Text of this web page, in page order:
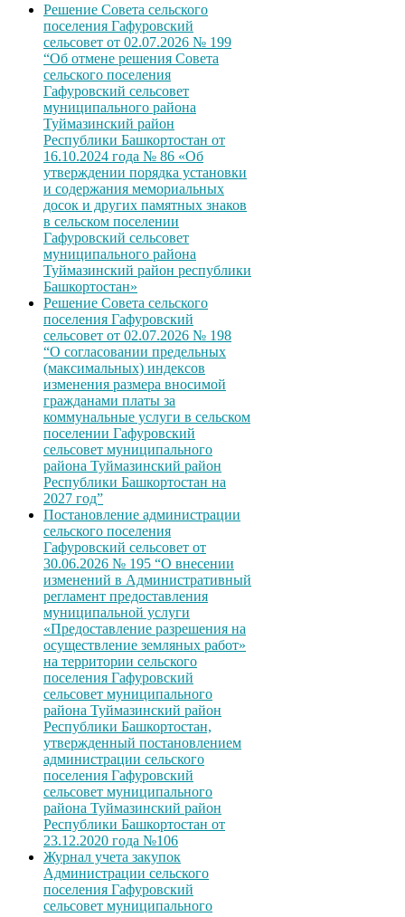
Решение Совета сельского
поселения Гафуровский
сельсовет от 02.07.2026 № 199
“Об отмене решения Совета
сельского поселения
Гафуровский сельсовет
муниципального района
Туймазинский район
Республики Башкортостан от
16.10.2024 года № 86 «Об
утверждении порядка установки
и содержания мемориальных
досок и других памятных знаков
в сельском поселении
Гафуровский сельсовет
муниципального района
Туймазинский район республики
Башкортостан»
Решение Совета сельского
поселения Гафуровский
сельсовет от 02.07.2026 № 198
“О согласовании предельных
(максимальных) индексов
изменения размера вносимой
гражданами платы за
коммунальные услуги в сельском
поселении Гафуровский
сельсовет муниципального
района Туймазинский район
Республики Башкортостан на
2027 год”
Постановление администрации
сельского поселения
Гафуровский сельсовет от
30.06.2026 № 195 “О внесении
изменений в Административный
регламент предоставления
муниципальной услуги
«Предоставление разрешения на
осуществление земляных работ»
на территории сельского
поселения Гафуровский
сельсовет муниципального
района Туймазинский район
Республики Башкортостан,
утвержденный постановлением
администрации сельского
поселения Гафуровский
сельсовет муниципального
района Туймазинский район
Республики Башкортостан от
23.12.2020 года №106
Журнал учета закупок
Администрации сельского
поселения Гафуровский
сельсовет муниципального